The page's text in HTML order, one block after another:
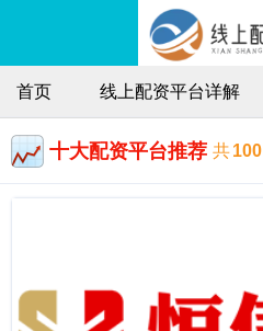
首页 线上配资平台详解
十大配资平台推荐 共100